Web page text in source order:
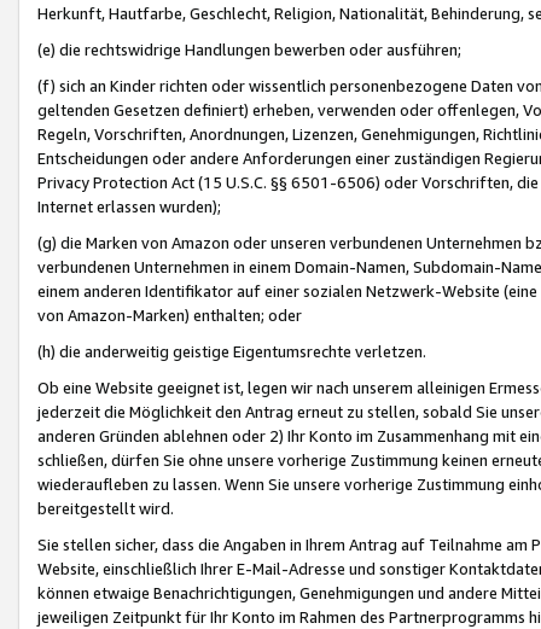
Herkunft, Hautfarbe, Geschlecht, Religion, Nationalität, Behinderung,
(e) die rechtswidrige Handlungen bewerben oder ausführen;
(f) sich an Kinder richten oder wissentlich personenbezogene Daten
geltenden Gesetzen definiert) erheben, verwenden oder offenlegen,
Regeln, Vorschriften, Anordnungen, Lizenzen, Genehmigungen,
Entscheidungen oder andere Anforderungen einer zuständigen
Privacy Protection Act (15 U.S.C. §§ 6501-6506) oder Vorschriften,
Internet erlassen wurden);
(g) die Marken von Amazon oder unseren verbundenen Unternehmen
verbundenen Unternehmen in einem Domain-Namen, Subdomain-
einem anderen Identifikator auf einer sozialen Netzwerk-Website
von Amazon-Marken) enthalten; oder
(h) die anderweitig geistige Eigentumsrechte verletzen.
Ob eine Website geeignet ist, legen wir nach unserem alleinigen
jederzeit die Möglichkeit den Antrag erneut zu stellen, sobald Sie
anderen Gründen ablehnen oder 2) Ihr Konto im Zusammenhang mit
schließen, dürfen Sie ohne unsere vorherige Zustimmung keinen
wiederaufleben zu lassen. Wenn Sie unsere vorherige Zustimmung
bereitgestellt wird.
Sie stellen sicher, dass die Angaben in Ihrem Antrag auf Teilnahme
Website, einschließlich Ihrer E-Mail-Adresse und sonstiger
können etwaige Benachrichtigungen, Genehmigungen und andere
jeweiligen Zeitpunkt für Ihr Konto im Rahmen des Partnerprogramms